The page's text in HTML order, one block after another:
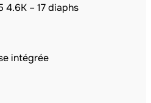
4.6K – 17 diaphs
intégrée